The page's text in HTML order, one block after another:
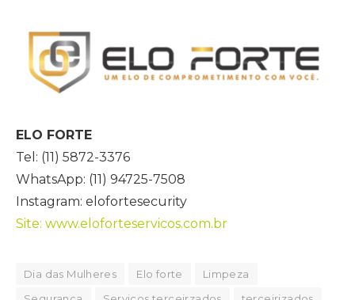
ELO FORTE
Tel: (11) 5872-3376
WhatsApp: (11) 94725-7508
Instagram: elofortesecurity
Site: www.eloforteservicos.com.br
Dia das Mulheres Elo forte
Limpeza